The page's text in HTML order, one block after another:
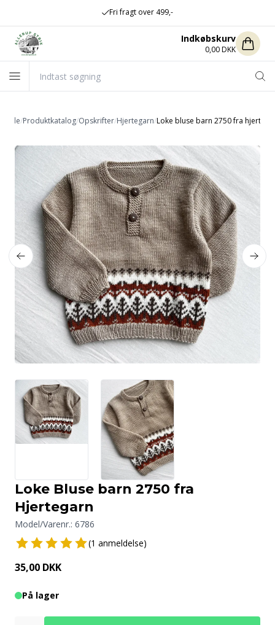
Fri fragt over 499,-
Indkøbskurv
0,00 DKK
/Produktkatalog/Opskrifter/Hjertegarn/Loke bluse barn 2750 fra
Loke Bluse barn 2750 fra
Hjertegarn
Model/Varenr.: 6786
(1 anmeldelse)
35,00 DKK
På lager